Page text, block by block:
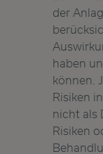
der
haben
können.
Risiken
nicht als
Risiken